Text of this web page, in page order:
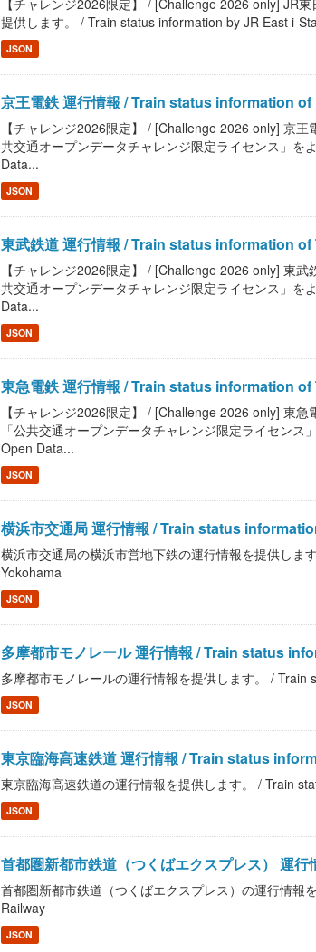
【チャレンジ2026限定】 / [Challenge 2026 only] JR
提供します。 / Train status information by JR East i-
JSON
京王電鉄 運行情報 / Train status information of
【チャレンジ2026限定】 / [Challenge 2026 only] 京
共交通オープンデータチャレンジ限定ライセンス」
Data...
JSON
東武鉄道 運行情報 / Train status information of
【チャレンジ2026限定】 / [Challenge 2026 only] 東
共交通オープンデータチャレンジ限定ライセンス」
Data...
JSON
東急電鉄 運行情報 / Train status information
【チャレンジ2026限定】 / [Challenge 2026 only] 東
「公共交通オープンデータチャレンジ限定ライセン
Open Data...
JSON
横浜市交通局 運行情報 / Train status
横浜市交通局の横浜市営地下鉄の運行情報を提供し
Yokohama
JSON
多摩都市モノレール 運行情報 / Train status
多摩都市モノレールの運行情報を提供します。 /
JSON
東京臨海高速鉄道 運行情報 / Train status
東京臨海高速鉄道の運行情報を提供します。 / Train
JSON
首都圏新都市鉄道（つくばエクスプレス） 運
首都圏新都市鉄道（つくばエクスプレス）の運行情
Railway
JSON